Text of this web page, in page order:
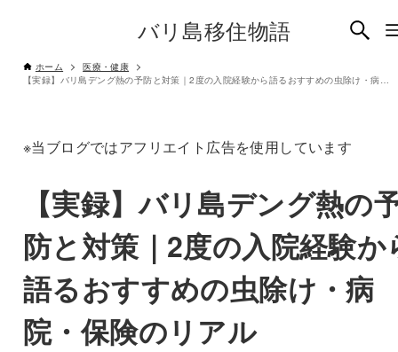
バリ島移住物語
ホーム
医療・健康
【実録】バリ島デング熱の予防と対策｜2度の入院経験から語るおすすめの虫除け・病院・保険のリアル
※当ブログではアフリエイト広告を使用しています
【実録】バリ島デング熱の
防と対策｜2度の入院経験か
語るおすすめの虫除け・病
院・保険のリアル